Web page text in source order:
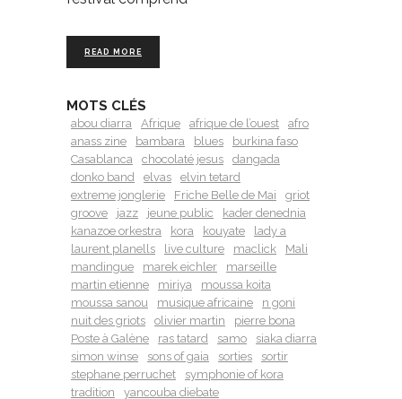
READ MORE
MOTS CLÉS
abou diarra Afrique afrique de l’ouest
afro
anass zine
bambara blues
burkina faso
Casablanca
chocolaté jesus
dangada
donko band
elvas
elvin tetard
extreme jonglerie
Friche Belle de Mai
griot
groove
jazz jeune public
kader denednia
kanazoe orkestra
kora kouyate
lady a
laurent planells
live culture maclick
Mali
mandingue
marek eichler
marseille
martin etienne
miriya
moussa koita
moussa sanou
musique africaine
n goni
nuit des griots
olivier martin
pierre bona
Poste à Galène
ras tatard samo
siaka diarra
simon winse
sons of gaia sorties
sortir
stephane perruchet
symphonie of kora
tradition
yancouba diebate